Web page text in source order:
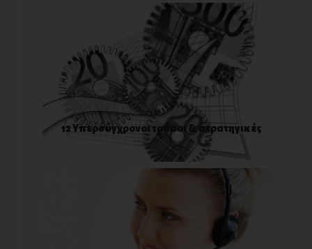
12 Υπερσύγχρονοι τρόποι & στρατηγικές